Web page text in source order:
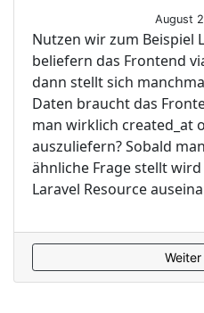
August
Nutzen wir zum Beispiel
beliefern das Frontend
dann stellt sich
Daten braucht das
man wirklich created_at
auszuliefern? Sobald
ähnliche Frage stellt
Laravel Resource